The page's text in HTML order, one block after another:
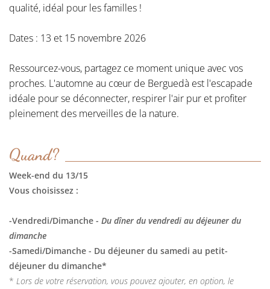
qualité, idéal pour les familles !
Dates : 13 et 15 novembre 2026
Ressourcez-vous, partagez ce moment unique avec vos
proches. L'automne au cœur de Berguedà est l'escapade
idéale pour se déconnecter, respirer l'air pur et profiter
pleinement des merveilles de la nature.
Quand?
Week-end du 13/15
Vous choisissez :
-Vendredi/Dimanche - Du dîner du vendredi au déjeuner du
dimanche
-Samedi/Dimanche - Du déjeuner du samedi au petit-
déjeuner du dimanche*
* Lors de votre réservation, vous pouvez ajouter, en option, le